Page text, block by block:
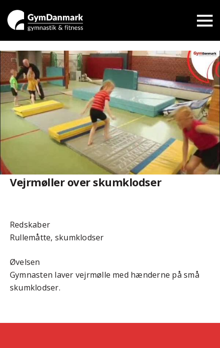
Vejrmøller over skumklodser
Redskaber
Rullemåtte, skumklodser
Øvelsen
Gymnasten laver vejrmølle med hænderne på små
skumklodser.